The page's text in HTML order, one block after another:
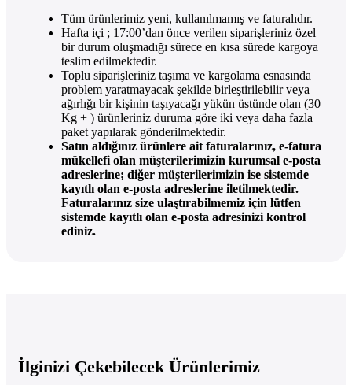
Tüm ürünlerimiz yeni, kullanılmamış ve faturalıdır.
Hafta içi ; 17:00’dan önce verilen siparişleriniz özel
bir durum oluşmadığı sürece en kısa sürede kargoya
teslim edilmektedir.
Toplu siparişleriniz taşıma ve kargolama esnasında
problem yaratmayacak şekilde birleştirilebilir veya
ağırlığı bir kişinin taşıyacağı yükün üstünde olan (30
Kg + ) ürünleriniz duruma göre iki veya daha fazla
paket yapılarak gönderilmektedir.
Satın aldığınız ürünlere ait faturalarınız, e-fatura
mükellefi olan müşterilerimizin kurumsal e-posta
adreslerine; diğer müşterilerimizin ise sistemde
kayıtlı olan e-posta adreslerine iletilmektedir.
Faturalarınız size ulaştırabilmemiz için lütfen
sistemde kayıtlı olan e-posta adresinizi kontrol
ediniz.
İlginizi Çekebilecek Ürünlerimiz